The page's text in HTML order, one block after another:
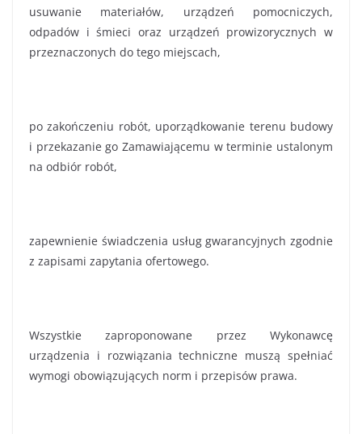
usuwanie materiałów, urządzeń pomocniczych,
odpadów i śmieci oraz urządzeń prowizorycznych w
przeznaczonych do tego miejscach,
po zakończeniu robót, uporządkowanie terenu budowy
i przekazanie go Zamawiającemu w terminie ustalonym
na odbiór robót,
zapewnienie świadczenia usług gwarancyjnych zgodnie
z zapisami zapytania ofertowego.
Wszystkie zaproponowane przez Wykonawcę
urządzenia i rozwiązania techniczne muszą spełniać
wymogi obowiązujących norm i przepisów prawa.